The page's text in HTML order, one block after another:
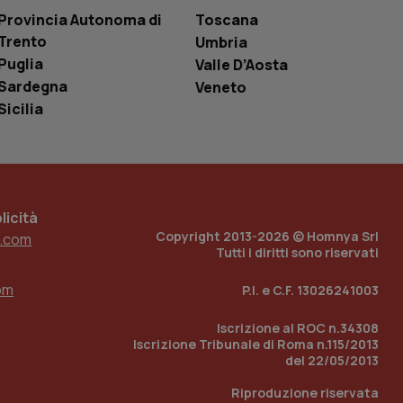
Autonoma di
Toscana
Umbria
Valle D’Aosta
Veneto
Copyright 2013-2026 © Homnya Srl
Tutti i diritti sono riservati
P.I. e C.F. 13026241003
Iscrizione al ROC n.34308
Iscrizione Tribunale di Roma n.115/2013
del 22/05/2013
Riproduzione riservata
un numero
sito, ma un
di accesso per
Analytics
per mantenere
incorporati
del sito web sta
di
traccia
incorporati
del sito web sta